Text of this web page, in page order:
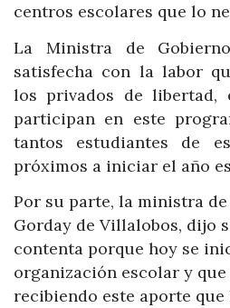
centros escolares que lo
La Ministra de
satisfecha con la labor
los privados de libertad,
participan en este
tantos estudiantes de
próximos a iniciar el año
Por su parte, la ministra
Gorday de Villalobos, dijo
contenta porque hoy se
organización escolar y
recibiendo este aporte